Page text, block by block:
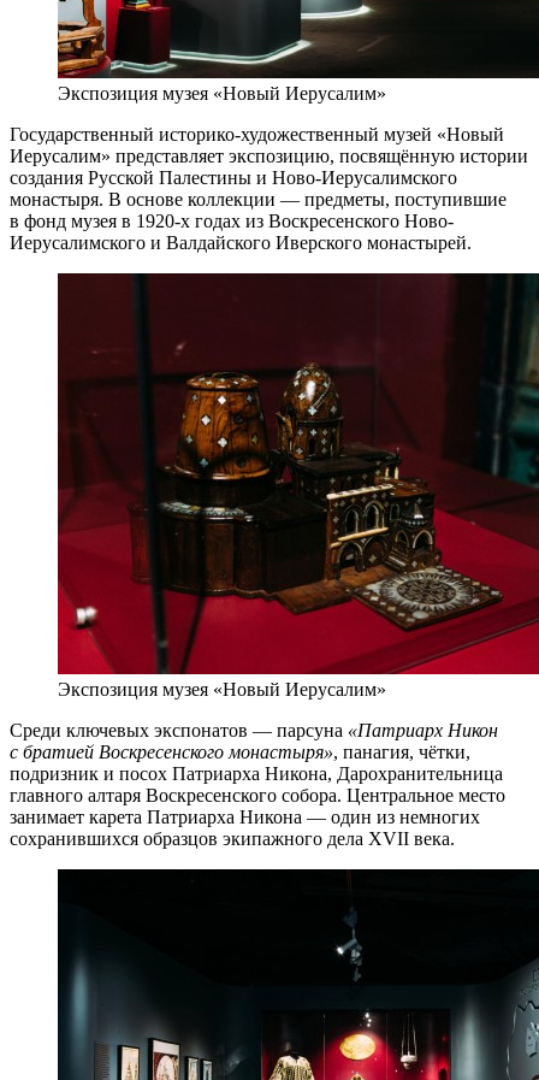
Экспозиция музея «Новый Иерусалим»
Государственный историко-художественный музей «Новый
Иерусалим» представляет экспозицию, посвящённую истории
создания Русской Палестины и Ново-Иерусалимского
монастыря. В основе коллекции — предметы, поступившие
в фонд музея в 1920-х годах из Воскресенского Ново-
Иерусалимского и Валдайского Иверского монастырей.
Экспозиция музея «Новый Иерусалим»
Среди ключевых экспонатов — парсуна «Патриарх Никон
с братией Воскресенского монастыря», панагия, чётки,
подризник и посох Патриарха Никона, Дарохранительница
главного алтаря Воскресенского собора. Центральное место
занимает карета Патриарха Никона — один из немногих
сохранившихся образцов экипажного дела XVII века.